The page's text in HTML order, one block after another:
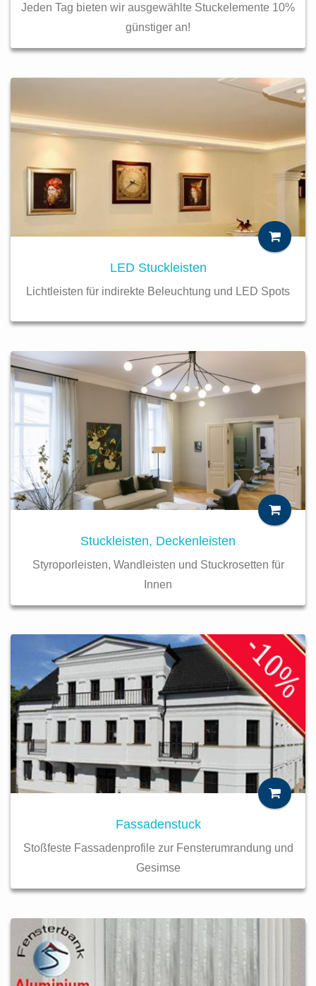
Jeden Tag bieten wir ausgewählte Stuckelemente 10%
günstiger an!
LED Stuckleisten
Lichtleisten für indirekte Beleuchtung und LED Spots
Stuckleisten, Deckenleisten
Styroporleisten, Wandleisten und Stuckrosetten für
Innen
Fassadenstuck
Stoßfeste Fassadenprofile zur Fensterumrandung und
Gesimse